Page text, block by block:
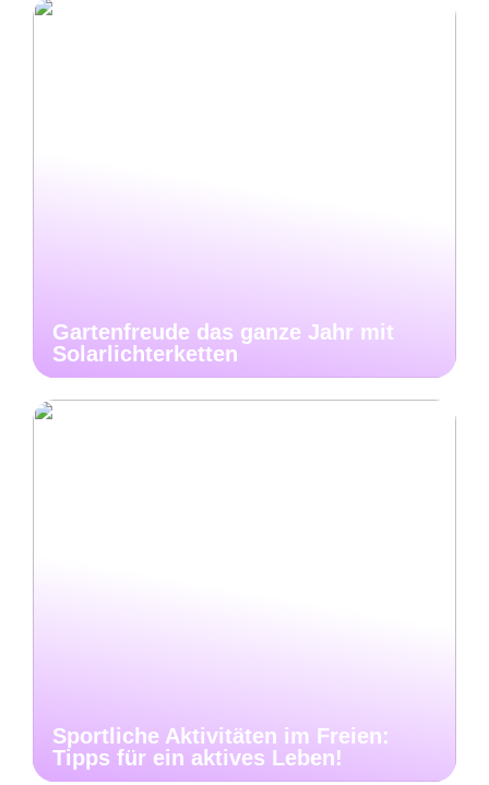
Gartenfreude das ganze Jahr mit
Solarlichterketten
Sportliche Aktivitäten im Freien:
Tipps für ein aktives Leben!